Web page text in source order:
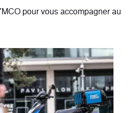
pour vous accompagner au